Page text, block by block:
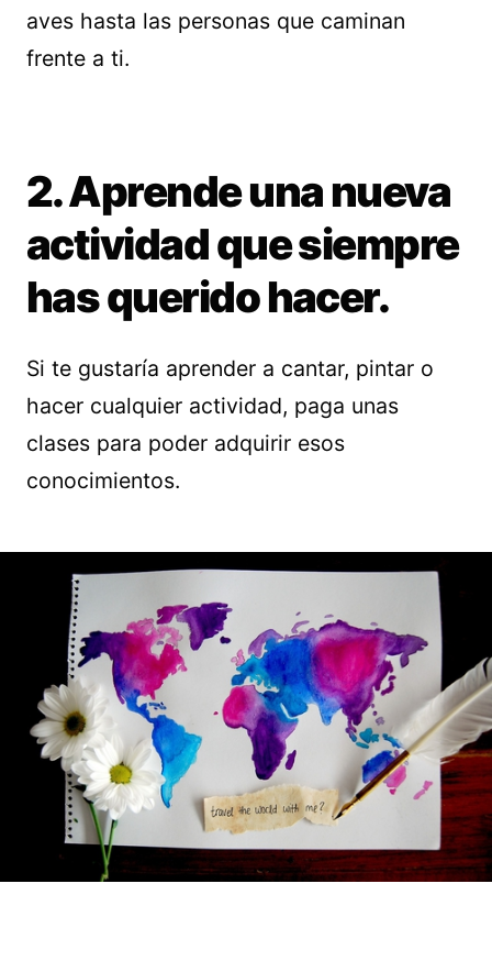
aves hasta las personas que caminan
frente a ti.
2. Aprende una nueva
actividad que siempre
has querido hacer.
Si te gustaría aprender a cantar, pintar o
hacer cualquier actividad, paga unas
clases para poder adquirir esos
conocimientos.